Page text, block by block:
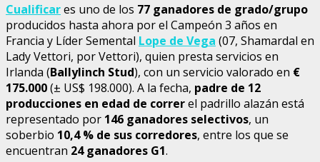
Cualificares uno de los 77 ganadores de grado/grupo
producidos hasta ahora por el Campeón 3 años en
Francia y Líder Semental Lope de Vega (07, Shamardal en
Lady Vettori, por Vettori), quien presta servicios en
Irlanda (Ballylinch Stud), con un servicio valorado en €
175.000(± US$ 198.000). A la fecha, padre de 12
producciones en edad de correrel padrillo alazán está
representado por 146 ganadores selectivos, un
soberbio 10,4 % de sus corredores, entre los que se
encuentran 24 ganadores G1.